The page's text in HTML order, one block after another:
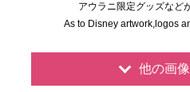
アウラニ限定グッズなど
As to Disney artwork,logos
他の画